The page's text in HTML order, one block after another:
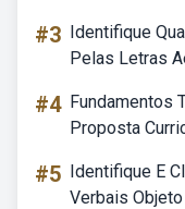
#3 Identifique
Pelas Letras
#4 Fundamentos
Proposta
#5 Identifique E
Verbais